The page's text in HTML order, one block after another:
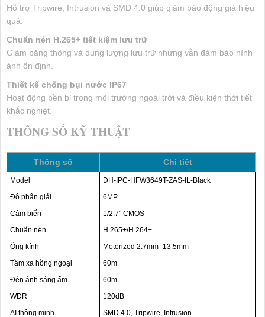
Hỗ trợ Tripwire, Intrusion và SMD 4.0 giúp giảm báo động giả hiệu
quả.
Chuẩn nén H.265+ tiết kiệm lưu trữ
Giảm băng thông và dung lượng lưu trữ nhưng vẫn đảm bảo hình
ảnh ổn định.
Thiết kế chống bụi nước IP67
Hoạt động bền bỉ trong môi trường ngoài trời và điều kiện thời tiết
khắc nghiệt.
THÔNG SỐ KỸ THUẬT
Thông số Chi tiết
Model
DH-IPC-HFW3649T-ZAS-IL-Black
Độ phân giải
6MP
Cảm biến
1/2.7” CMOS
Chuẩn nén
H.265+/H.264+
Ống kính
Motorized 2.7mm–13.5mm
Tầm xa hồng ngoại
60m
Đèn ánh sáng ấm
60m
WDR
120dB
AI thông minh
SMD 4.0, Tripwire, Intrusion